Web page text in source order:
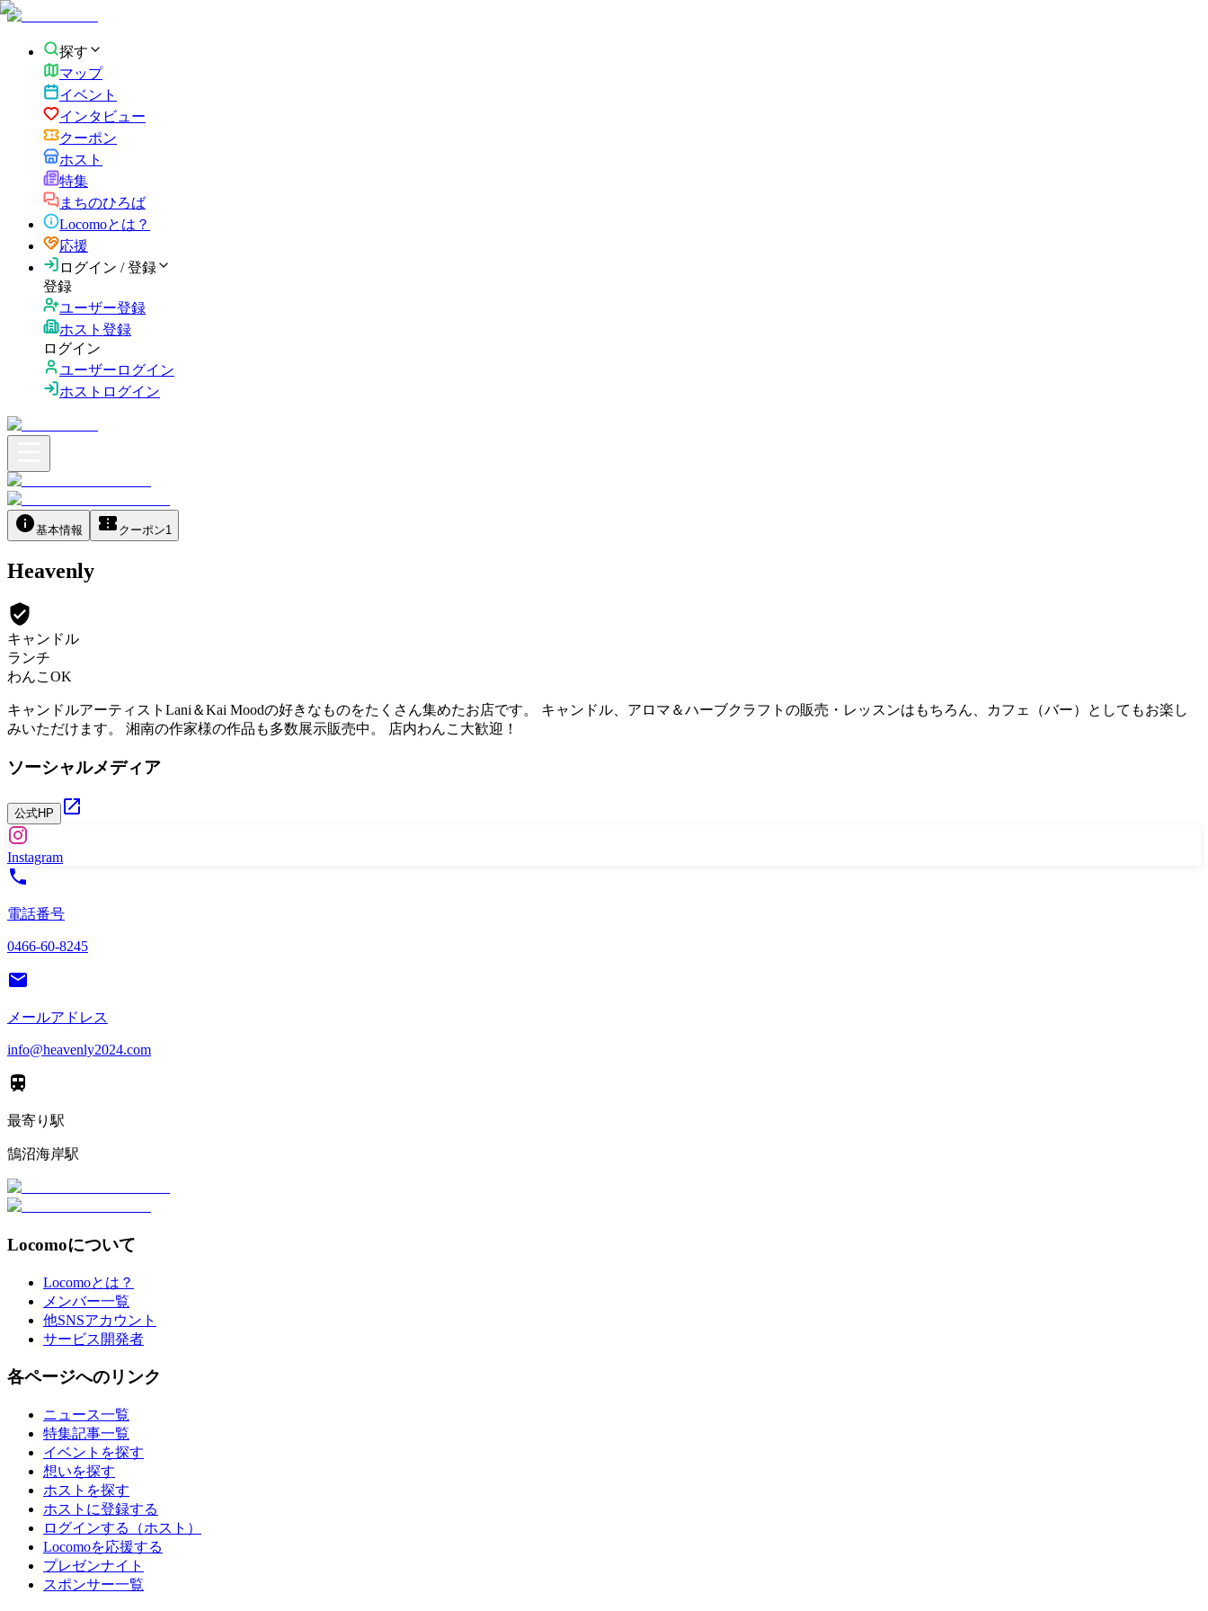
探す
マップ
イベント
インタビュー
クーポン
ホスト
特集
まちのひろば
Locomoとは？
応援
ログイン / 登録
登録
ユーザー登録
ホスト登録
ログイン
ユーザーログイン
ホストログイン
基本情報 クーポン1
Heavenly
キャンドル
ランチ
わんこOK
キャンドルアーティストLani＆Kai Moodの好きなものをたくさん集めたお店です。 キャンドル、アロマ＆ハーブクラフトの販売・レッスンはもちろん、カフェ（バー）としてもお楽し
みいただけます。 湘南の作家様の作品も多数展示販売中。 店内わんこ大歓迎！
ソーシャルメディア
公式HP
Instagram
電話番号
0466-60-8245
メールアドレス
info@heavenly2024.com
最寄り駅
鵠沼海岸駅
Locomoについて
Locomoとは？
メンバー一覧
他SNSアカウント
サービス開発者
各ページへのリンク
ニュース一覧
特集記事一覧
イベントを探す
想いを探す
ホストを探す
ホストに登録する
ログインする（ホスト）
Locomoを応援する
プレゼンナイト
スポンサー一覧